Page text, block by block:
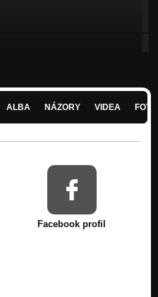
ALBA NÁZORY VIDEA
Facebook profil